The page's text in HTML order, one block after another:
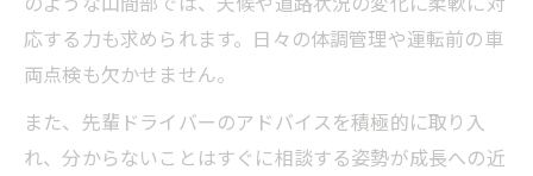
応する力も求められます。日々の体調管理や運転前の車
両点検も欠かせません。
また、先輩ドライバーのアドバイスを積極的に取り入
れ、分からないことはすぐに相談する姿勢が成長への近